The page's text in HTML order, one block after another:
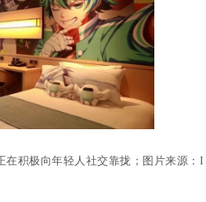
积极向年轻人社交靠拢；图片来源：I